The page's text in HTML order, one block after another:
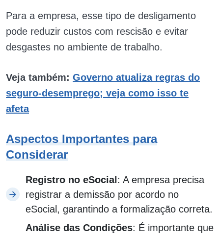
Para a empresa, esse tipo de desligamento
pode reduzir custos com rescisão e evitar
desgastes no ambiente de trabalho.
Veja também: Governo atualiza regras do
seguro-desemprego; veja como isso te
afeta
Aspectos Importantes para
Considerar
Registro no eSocial: A empresa precisa
registrar a demissão por acordo no
eSocial, garantindo a formalização correta.
Análise das Condições: É importante que